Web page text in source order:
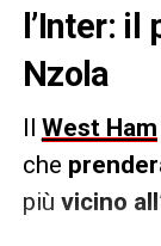
l’Inter:
Nzola
Il West Ham
che
più vicino